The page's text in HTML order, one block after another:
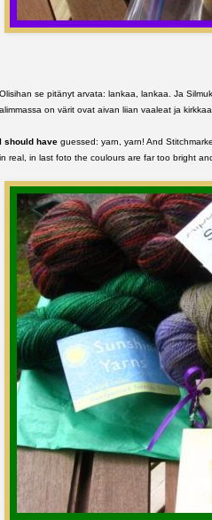
Olisihan se pitänyt arvata: lankaa, lankaa. Ja
alimmassa on värit ovat aivan liian vaaleat ja
I should have guessed: yarn, yarn! And
in real, in last foto the coulours are far too bright